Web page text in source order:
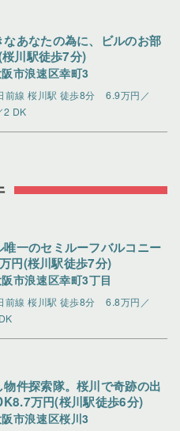
なあなたの為に、ビルのお部
川駅徒歩7分)
市浪速区幸町3
前線 桜川駅 徒歩8分
6.9万円／
2 DK
唯一のセミルーフバルコニー
円(桜川駅徒歩7分)
市浪速区幸町3丁目
前線 桜川駅 徒歩8分
6.8万円／
物件探索隊。桜川で奇跡の出
万円(桜川駅徒歩6分)
市浪速区桜川3